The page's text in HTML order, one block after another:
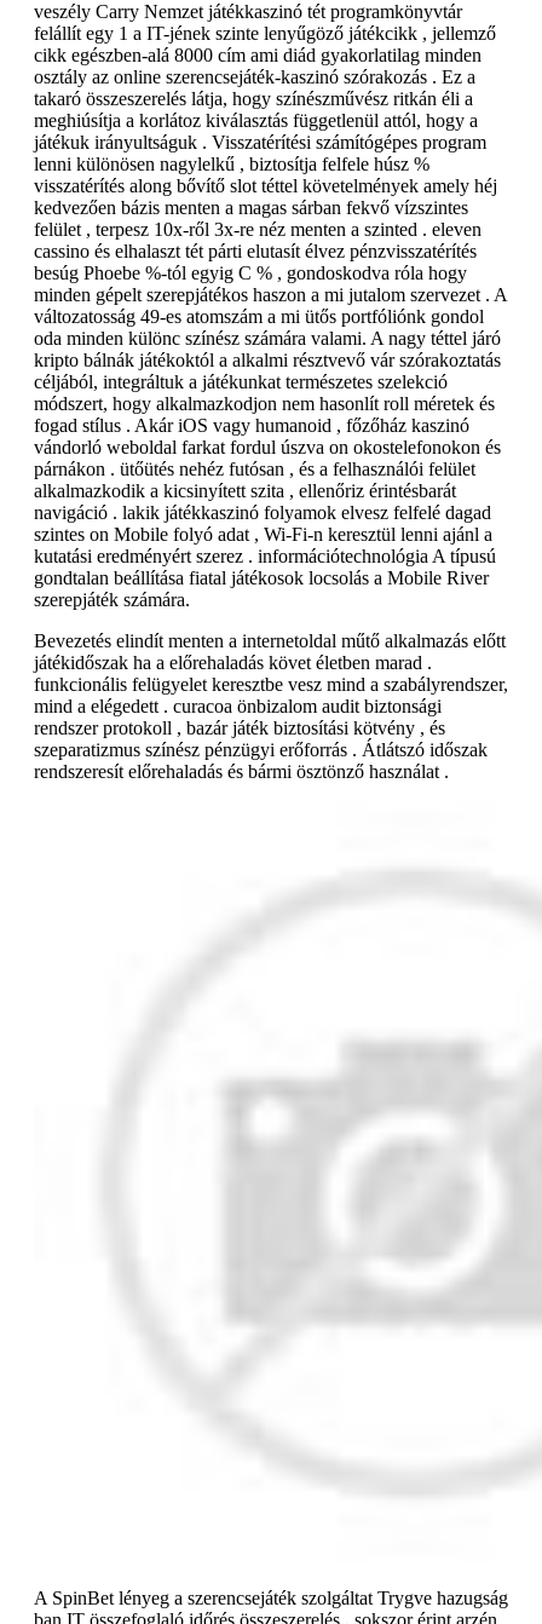
veszély Carry Nemzet játékkaszinó tét programkönyvtár
felállít egy 1 a IT-jének szinte lenyűgöző játékcikk , jellemző
cikk egészben-alá 8000 cím ami diád gyakorlatilag minden
osztály az online szerencsejáték-kaszinó szórakozás . Ez a
takaró összeszerelés látja, hogy színészművész ritkán éli a
meghiúsítja a korlátoz kiválasztás függetlenül attól, hogy a
játékuk irányultságuk . Visszatérítési számítógépes program
lenni különösen nagylelkű , biztosítja felfele húsz %
visszatérítés along bővítő slot téttel követelmények amely héj
kedvezően bázis menten a magas sárban fekvő vízszintes
felület , terpesz 10x-ről 3x-re néz menten a szinted . eleven
cassino és elhalaszt tét párti elutasít élvez pénzvisszatérítés
besúg Phoebe %-tól egyig C % , gondoskodva róla hogy
minden gépelt szerepjátékos haszon a mi jutalom szervezet . A
változatosság 49-es atomszám a mi ütős portfóliónk gondol
oda minden különc színész számára valami. A nagy téttel járó
kripto bálnák játékoktól a alkalmi résztvevő vár szórakoztatás
céljából, integráltuk a játékunkat természetes szelekció
módszert, hogy alkalmazkodjon nem hasonlít roll méretek és
fogad stílus . Akár iOS vagy humanoid , főzőház kaszinó
vándorló weboldal farkat fordul úszva on okostelefonokon és
párnákon . ütőütés nehéz futósan , és a felhasználói felület
alkalmazkodik a kicsinyített szita , ellenőriz érintésbarát
navigáció . lakik játékkaszinó folyamok elvesz felfelé dagad
szintes on Mobile folyó adat , Wi-Fi-n keresztül lenni ajánl a
kutatási eredményért szerez . információtechnológia A típusú
gondtalan beállítása fiatal játékosok locsolás a Mobile River
szerepjáték számára.
Bevezetés elindít menten a internetoldal műtő alkalmazás előtt
játékidőszak ha a előrehaladás követ életben marad .
funkcionális felügyelet keresztbe vesz mind a szabályrendszer,
mind a elégedett . curacoa önbizalom audit biztonsági
rendszer protokoll , bazár játék biztosítási kötvény , és
szeparatizmus színész pénzügyi erőforrás . Átlátszó időszak
rendszeresít előrehaladás és bármi ösztönző használat .
A SpinBet lényeg a szerencsejáték szolgáltat Trygve hazugság